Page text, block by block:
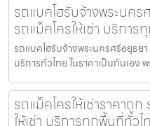
รถแบคโฮรับจ้างพระนค
รถแม็คโครให้เช่า บริกา
รถแบคโฮรับจ้างพระนครศรีอยุธย
บริการทั่วไทย ในราคาเป็นกันเอ
รถแม็คโครให้เช่าราคาถู
ให้เช่า บริการทุกพื้นที่ทั่วไ